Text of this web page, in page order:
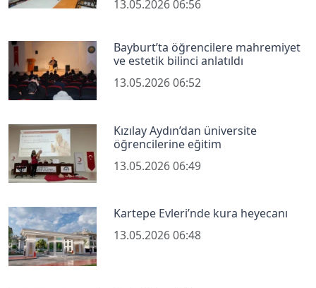
13.05.2026 06:56
Bayburt’ta öğrencilere mahremiyet
ve estetik bilinci anlatıldı
13.05.2026 06:52
Kızılay Aydın’dan üniversite
öğrencilerine eğitim
13.05.2026 06:49
Kartepe Evleri’nde kura heyecanı
13.05.2026 06:48